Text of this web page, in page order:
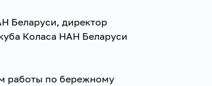
Беларуси, директор
Коласа НАН Беларуси
работы по бережному